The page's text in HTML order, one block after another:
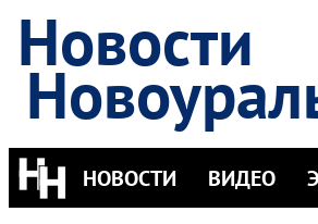
Новости
НОВОСТИ ВИДЕО